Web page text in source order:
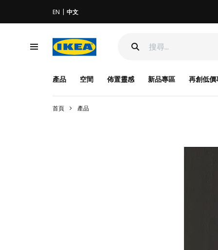
EN 中文
產品 空間 佈置靈感 新品專區 再創低價
首頁 產品